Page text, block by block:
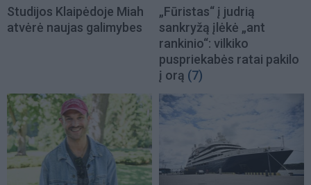
Studijos Klaipėdoje Miah
atvėrė naujas galimybes
„Fūristas“ į judrią
sankryžą įlėkė „ant
rankinio“: vilkiko
puspriekabės ratai pakilo
į orą (7)